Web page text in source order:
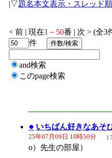
|▽題名本文表示・スレッド順
< 前 | 現在1－50番 | 次 > (全3
件
and検索
このpage検索
● いちばん好きなあそ
25年07月09日 18時50分
o）先生の部屋）